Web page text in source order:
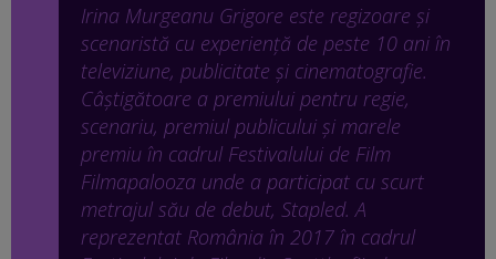
Irina Murgeanu Grigore este regizoare și
scenaristă cu experiență de peste 10 ani în
televiziune, publicitate și cinematografie.
Câștigătoare a premiului pentru regie,
scenariu, premiul publicului și marele
premiu în cadrul Festivalului de Film
Filmapalooza unde a participat cu scurt
metrajul său de debut, Stapled. A
reprezentat România în 2017 în cadrul